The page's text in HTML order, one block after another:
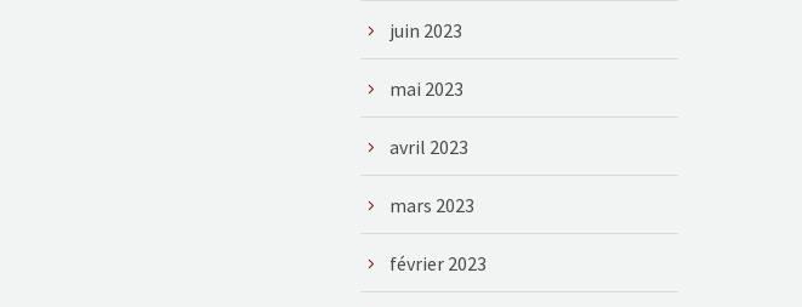
juin 2023
mai 2023
avril 2023
mars 2023
février 2023